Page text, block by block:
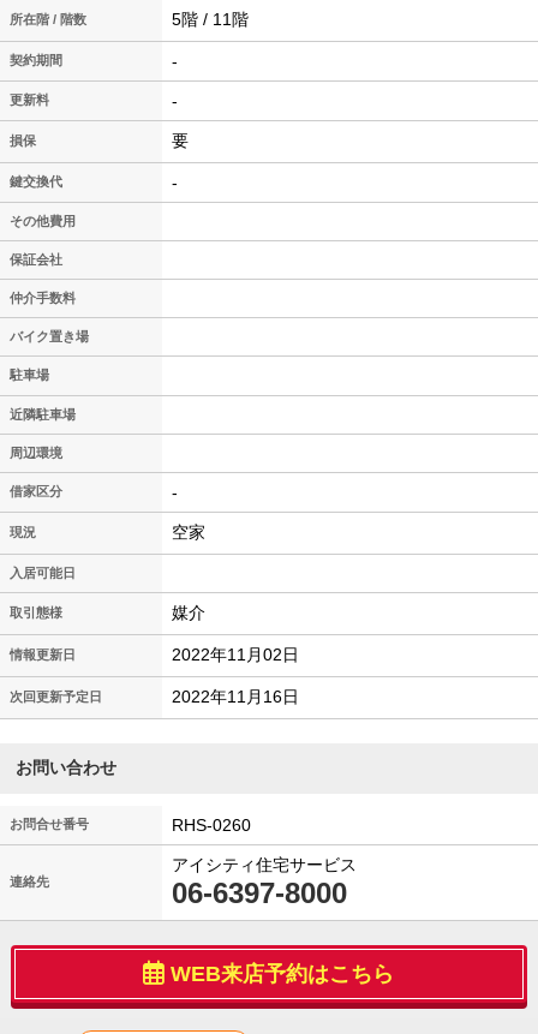
所在階 / 階数 5階 / 11階
契約期間 -
更新料 -
損保 要
鍵交換代 -
その他費用
保証会社
仲介手数料
バイク置き場
駐車場
近隣駐車場
周辺環境
借家区分 -
現況 空家
入居可能日
取引態様 媒介
情報更新日 2022年11月02日
次回更新予定日 2022年11月16日
お問い合わせ
お問合せ番号 RHS-0260
連絡先
アイシティ住宅サービス
06-6397-8000
WEB来店予約はこちら